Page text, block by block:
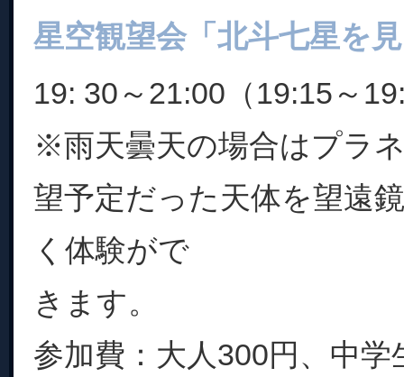
星空観望会「北斗七星を
19: 30～21:00（19:15～
※雨天曇天の場合はプラ
望予定だった天体を望遠
く体験がで
きます。
参加費：大人300円、中